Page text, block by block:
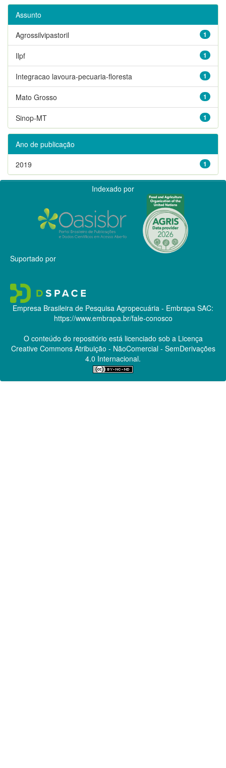
Assunto
1
Agrossilvipastoril
1
Ilpf
1
Integracao lavoura-pecuaria-floresta
1
Mato Grosso
1
Sinop-MT
Ano de publicação
1
2019
Indexado por
Suportado por
Empresa Brasileira de Pesquisa Agropecuária - Embrapa SAC:
https://www.embrapa.br/fale-conosco
O conteúdo do repositório está licenciado sob a Licença
Creative CommonsAtribuição - NãoComercial - SemDerivações
4.0 Internacional.